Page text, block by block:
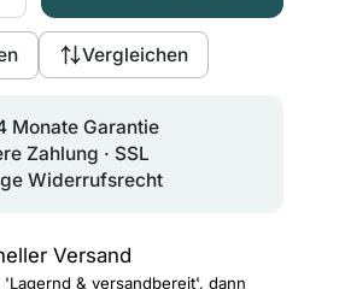
Vergleichen
Monate Garantie
Zahlung · SSL
Widerrufsrecht
Versand
'Lagernd & versandbereit', dann